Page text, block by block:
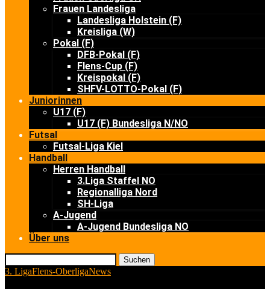
Frauen Landesliga
Landesliga Holstein (F)
Kreisliga (W)
Pokal (F)
DFB-Pokal (F)
Flens-Cup (F)
Kreispokal (F)
SHFV-LOTTO-Pokal (F)
Juniorinnen
U17 (F)
U17 (F) Bundesliga N/NO
Futsal
Futsal-Liga Kiel
Handball
Herren Handball
3.Liga Staffel NO
Regionalliga Nord
SH-Liga
A-Jugend
A-Jugend Bundesliga NO
Über uns
Suchen
3. LigaFlens-OberligaNews